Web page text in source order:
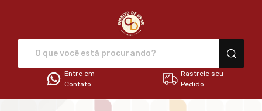
Entre em
Contato
Rastreie seu
Pedido